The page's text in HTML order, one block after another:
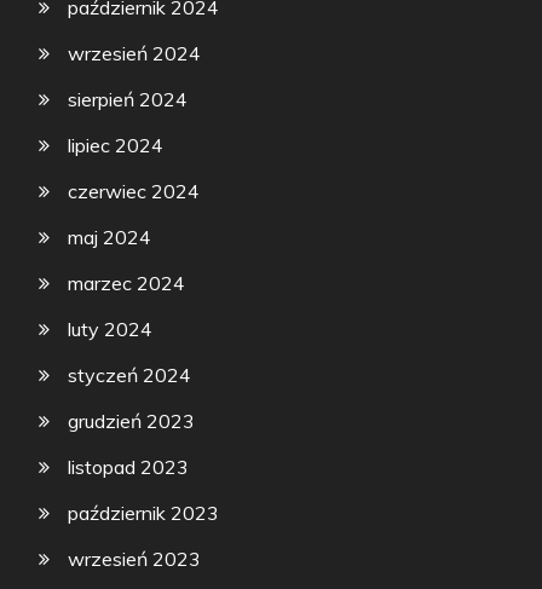
październik 2024
wrzesień 2024
sierpień 2024
lipiec 2024
czerwiec 2024
maj 2024
marzec 2024
luty 2024
styczeń 2024
grudzień 2023
listopad 2023
październik 2023
wrzesień 2023